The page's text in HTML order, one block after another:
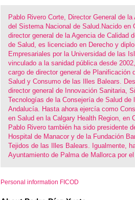
Pablo Rivero Corte, Director General de la
del Sistema Nacional de Salud.Nacido en
director general de la Agencia de Calidad
de Salud, es licenciado en Derecho y
Empresariales por la Universidad de las
vinculado a la sanidad pública desde
cargo de director general de Planificación
Salud y Consumo de las Illes Balears.
director general de Innovación Sanitaria,
Tecnologías de la Consejería de Salud de
Andalucía. Hasta ahora ejercía como
en Salud en la Calgary Health Region, en
Pablo Rivero también ha sido presidente
Hospital de Manacor y de la Fundación
Tejidos de las Illes Balears. Igualmente,
Ayuntamiento de Palma de Mallorca por
Personal information FICOD